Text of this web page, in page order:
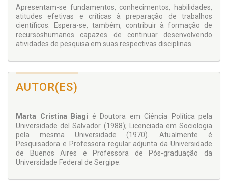
Apresentam-se fundamentos, conhecimentos, habilidades,
atitudes efetivas e críticas à preparação de trabalhos
científicos. Espera-se, também, contribuir à formação de
recursoshumanos capazes de continuar desenvolvendo
atividades de pesquisa em suas respectivas disciplinas.
AUTOR(ES)
Marta Cristina Biagi é Doutora em Ciência Política pela
Universidade del Salvador (1988); Licenciada em Sociologia
pela mesma Universidade (1970). Atualmente é
Pesquisadora e Professora regular adjunta da Universidade
de Buenos Aires e Professora de Pós-graduação da
Universidade Federal de Sergipe.